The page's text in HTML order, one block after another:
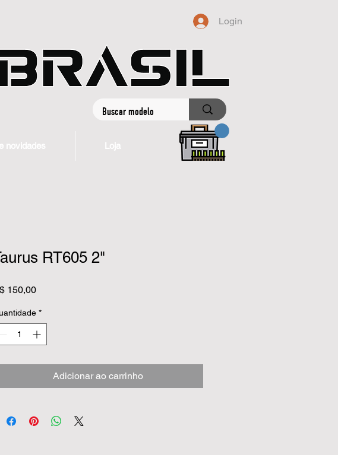
Login
novidades Loja
RT605 2"
150,00Preço
*
Adicionar ao carrinho